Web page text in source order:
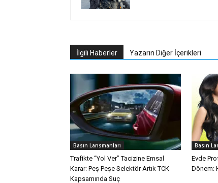
İlgili Haberler Yazarın Diğer İçerikleri
Basın Lansmanları
Trafikte “Yol Ver” Tacizine Emsal
Karar: Peş Peşe Selektör Artık TCK
Kapsamında Suç
Basın
Evde
Dönem: